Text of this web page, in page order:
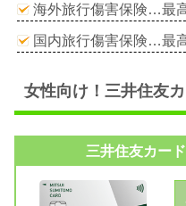
海外旅行傷害保険…最
国内旅行傷害保険…最
女性向け！三井住友
三井住友カー